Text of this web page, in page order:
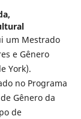
um Mestrado
e Gênero
York).
no Programa
Gênero da
de